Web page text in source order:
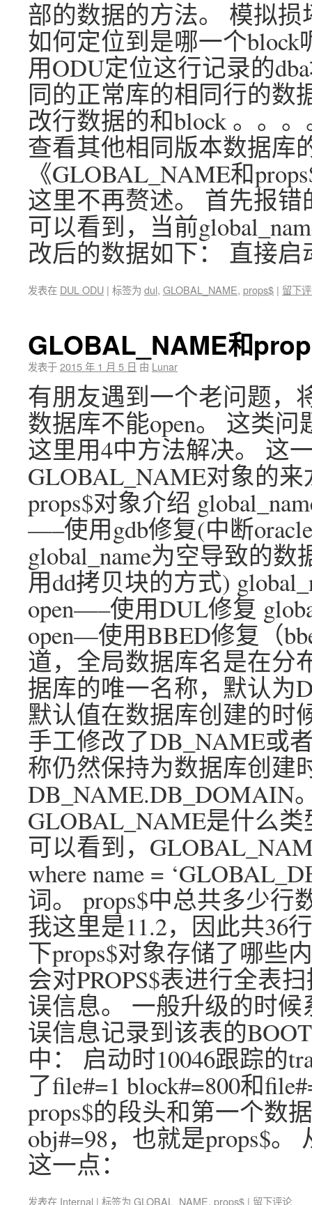
部的数据的方法。 模拟损
如何定位到是哪一个
用ODU定位这行记录的
同的正常库的相同行的数
改行数据的和block 。。
查看其他相同版本数据库
《GLOBAL_NAME和
这里不再赘述。 首先报
可以看到，当前
改后的数据如下： 直接启
发表在 DUL ODU | 标签为 dul, GLOBAL_NAME, props$ | 留下
GLOBAL_NAME和
发表于2015 年 1 月 5 日 由 Lunar
有朋友遇到一个老问题，
数据库不能open。 这类
这里用4中方法解决。 这
GLOBAL_NAME对象的
props$对象介绍
—–使用gdb修复(中断
global_name为空导致的
用dd拷贝块的方式)
open—–使用DUL修复
open—使用BBED修复（
道，全局数据库名是在分
据库的唯一名称，默认为
默认值在数据库创建的时
手工修改了DB_NAME或
称仍然保持为数据库创建
DB_NAME.DB_DOMAIN
GLOBAL_NAME是什么
可以看到，
where name =
词。 props$中总共多少
我这里是11.2，因此共36
下props$对象存储了哪些
会对PROPS$表进行全表
误信息。 一般升级的时
误信息记录到该表的
中： 启动时10046跟踪的
了file#=1 block#=800和
props$的段头和第一个数
obj#=98，也就是props$
这一点：
发表在 Internal | 标签为 GLOBAL_NAME, props$ | 留下评论